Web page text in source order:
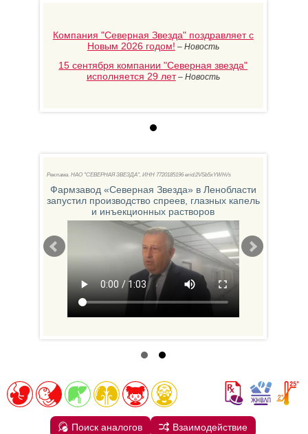
Компания "Северная Звезда" поздравляет с
Новым 2026 годом! – Новость
15 сентября компании "Северная звезда"
исполняется 29 лет– Новость
Реклама. НАО "СЕВЕРНАЯ ЗВЕЗДА", ИНН 7720185196 erid:2VSb5xYWhVs
Фармзавод «Северная Звезда» в Ленобласти
запустил производство спреев, глазных капель
и инъекционных растворов
Поиск аналогов Взаимодействие